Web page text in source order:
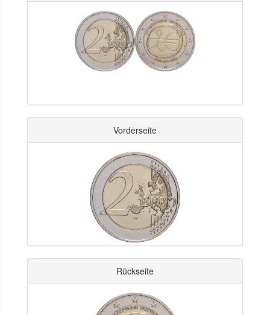
Vorderseite
Rückseite